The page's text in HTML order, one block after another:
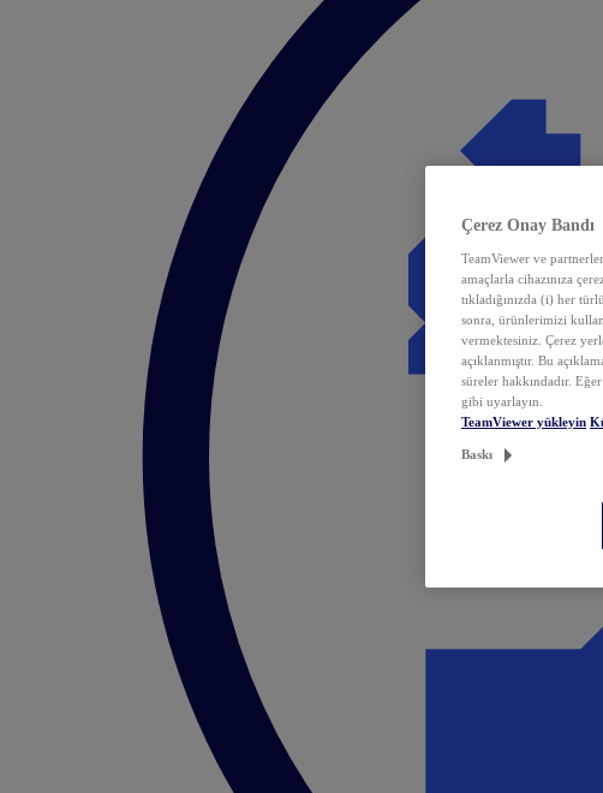
Çerez Onay Bandı
TeamViewer ve
amaçlarla cihazınıza
tıkladığınızda (i) her
sonra, ürünlerimizi
vermektesiniz. Çerez
açıklanmıştır. Bu
süreler hakkındadır.
gibi uyarlayın.
TeamViewer yükleyin
Baskı